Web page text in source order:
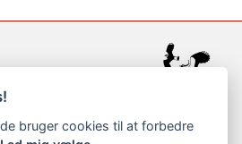
bruger cookies til at forbedre